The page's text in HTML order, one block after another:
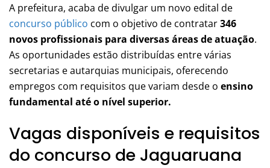
A prefeitura, acaba de divulgar um novo edital de
concurso público com o objetivo de contratar346
novos profissionais para diversas áreas de atuação.
As oportunidades estão distribuídas entre várias
secretarias e autarquias municipais, oferecendo
empregos com requisitos que variam desde o ensino
fundamental até o nível superior.
Vagas disponíveis e requisitos
do concurso de Jaguaruana